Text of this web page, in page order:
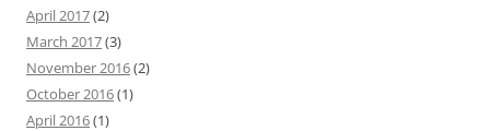
April 2017(2)
March 2017(3)
November 2016(2)
October 2016(1)
April 2016(1)